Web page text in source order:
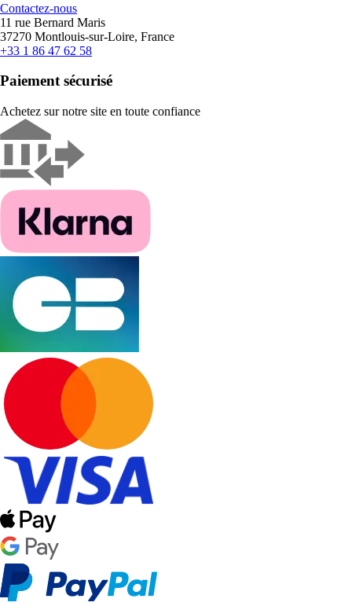
Contactez-nous
11 rue Bernard Maris
37270 Montlouis-sur-Loire, France
+33 1 86 47 62 58
Paiement sécurisé
Achetez sur notre site en toute confiance